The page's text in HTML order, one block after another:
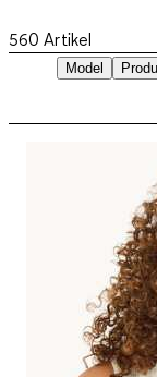
560 Artikel
Model